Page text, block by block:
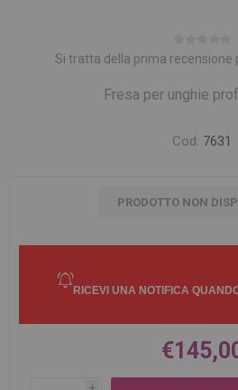
Si tratta della prima recensione
Fresa per unghie
Cod: 7631
PRODOTTO NON
i